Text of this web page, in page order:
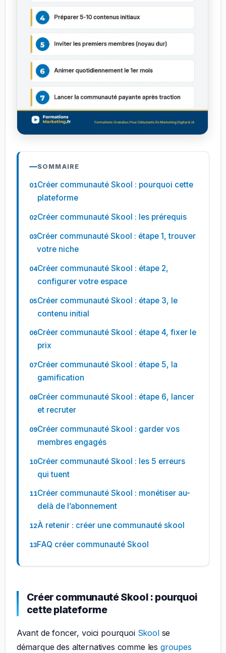
SOMMAIRE
Créer communauté Skool : pourquoi cette
plateforme
Créer communauté Skool : les prérequis
Créer communauté Skool : étape 1, trouver
votre niche
Créer communauté Skool : étape 2,
configurer votre espace
Créer communauté Skool : étape 3, le
contenu initial
Créer communauté Skool : étape 4, fixer le
prix
Créer communauté Skool : étape 5, la
gamification
Créer communauté Skool : étape 6, lancer
et recruter
Créer communauté Skool : garder vos
membres engagés
Créer communauté Skool : les 5 erreurs
qui tuent
Créer communauté Skool : monétiser au-
delà de l’abonnement
À retenir : créer une communauté skool
FAQ créer communauté Skool
Créer communauté Skool : pourquoi
cette plateforme
Avant de foncer, voici pourquoi Skoolse
démarque des alternatives comme les groupes